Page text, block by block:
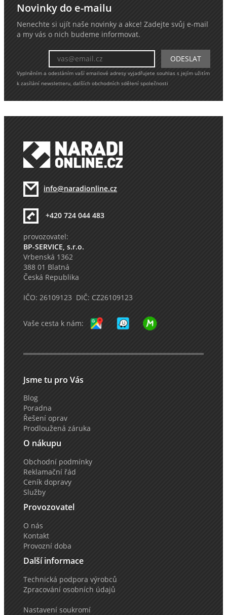
Novinky do e-mailu
Nenechte si ujít naše novinky a akce! Zadejte svůj e-mail
a my vás o nich budeme informovat.
Vyplněním a odesláním vaší emailové adresy vyjadřujete souhlas s jejím užitím
k zasílání newsletteru, dalších obchodních sdělení společnosti
info@naradionline.cz
+420 724 044 483
provozovatel:
BP-SERVICE, s.r.o.
Vrbenská 1362
388 01 Blatná
Česká Republika
IČO: 26109123 DIČ: CZ26109123
Vaše cesta k nám:
Jsme tu pro Vás
Blog
Poradna
Řešení oprav
Prodloužená záruka
O nákupu
Obchodní podmínky
Reklamační řád
Ceník dopravy
Služby
Provozovatel
O nás
Kontakt
Provozní doba
Další informace
Technická podpora výrobců
Zpracování osobních údajů
Nastavení soukromí